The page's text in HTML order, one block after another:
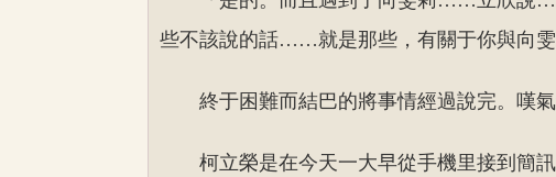
些不該說的話……就是那些，有關于你與向雯
終于困難而結巴的將事情經過說完。嘆
柯立榮是在今天一大早從手機里接到簡